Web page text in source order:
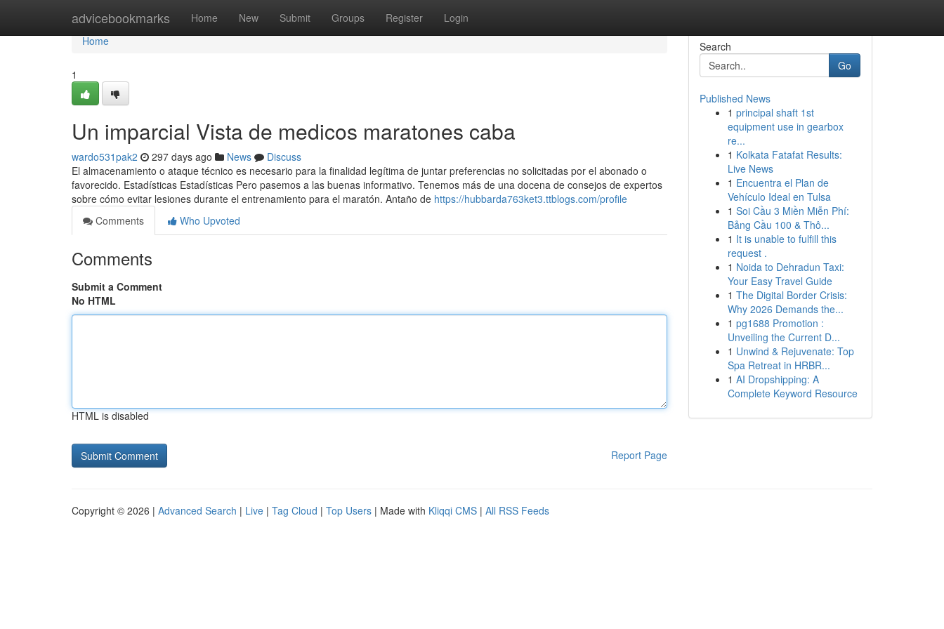
advicebookmarks Home New Submit Groups Register Login
Home
Home
1
Un imparcial Vista de medicos maratones caba
wardo531pak2 297 days ago News
Discuss
El almacenamiento o ataque técnico es necesario para la finalidad legítima de juntar preferencias no solicitadas por el abonado o
favorecido. Estadísticas Estadísticas Pero pasemos a las buenas informativo. Tenemos más de una docena de consejos de expertos
sobre cómo evitar lesiones durante el entrenamiento para el maratón. Antaño de https://hubbarda763ket3.ttblogs.com/profile
Comments
Who Upvoted
Comments
Submit a Comment
No HTML
HTML is disabled
Report Page
Search
Go
Published News
1 principal shaft 1st
equipment use in gearbox
re...
1 Kolkata Fatafat Results:
Live News
1 Encuentra el Plan de
Vehículo Ideal en Tulsa
1 Soi Cầu 3 Miền Miễn Phí:
Bảng Cầu 100 & Thô...
1 It is unable to fulfill this
request .
1 Noida to Dehradun Taxi:
Your Easy Travel Guide
1 The Digital Border Crisis:
Why 2026 Demands the...
1 pg1688 Promotion :
Unveiling the Current D...
1 Unwind & Rejuvenate: Top
Spa Retreat in HRBR...
1 AI Dropshipping: A
Complete Keyword Resource
Copyright © 2026 | Advanced Search | Live | Tag Cloud | Top Users | Made with Kliqqi CMS | All RSS Feeds